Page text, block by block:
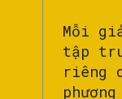
Mỗi
tập
riêng